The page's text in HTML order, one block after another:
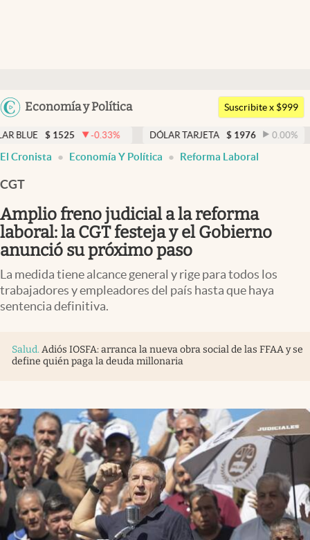
Argentina
Economía y Política
Members
Economía y Política
Finanzas y Mercados
Negocios
Columnistas
Apertura
Clase
Eventos Corporativos
El Cronista Studio
Mediakit
abre en nueva pestaña
Argentina
Suscribite x $999
-0.33% DÓLAR TARJETA $ 1976 0.00% DÓLAR
El Cronista Economía Y Política Reforma Laboral
CGT
Amplio freno judicial a la reforma
laboral: la CGT festeja y el Gobierno
anunció su próximo paso
La medida tiene alcance general y rige para todos los
trabajadores y empleadores del país hasta que haya
sentencia definitiva.
Salud. Adiós IOSFA: arranca la nueva obra social de las FFAA y se
define quién paga la deuda millonaria